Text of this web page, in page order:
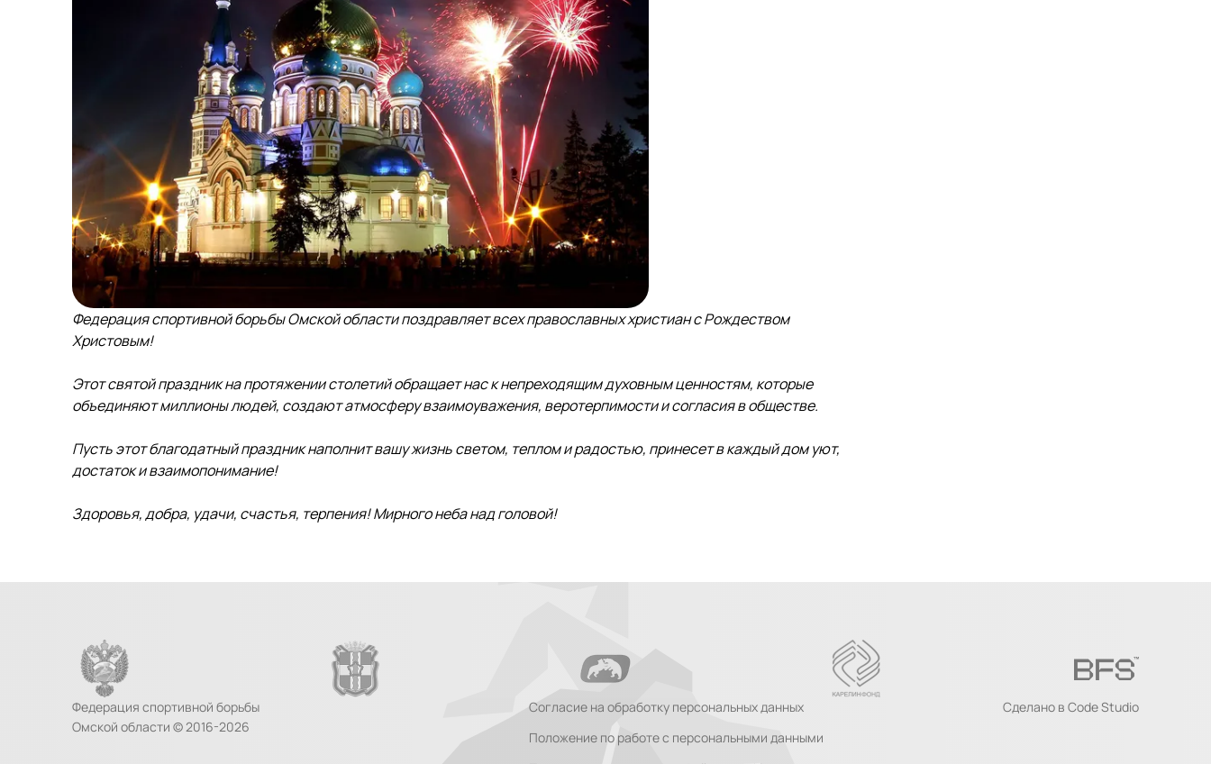
Федерация спортивной борьбы Омской области поздравляет всех православных христиан с Рождеством
Христовым!
Этот святой праздник на протяжении столетий обращает нас к непреходящим духовным ценностям, которые
объединяют миллионы людей, создают атмосферу взаимоуважения, веротерпимости и согласия в обществе.
Пусть этот благодатный праздник наполнит вашу жизнь светом, теплом и радостью, принесет в каждый дом уют,
достаток и взаимопонимание!
Здоровья, добра, удачи, счастья, терпения! Мирного неба над головой!
Федерация спортивной борьбы
Омской области © 2016-2026
Согласие на обработку персональных данных
Положение по работе с персональными данными
Сделано в Code Studio